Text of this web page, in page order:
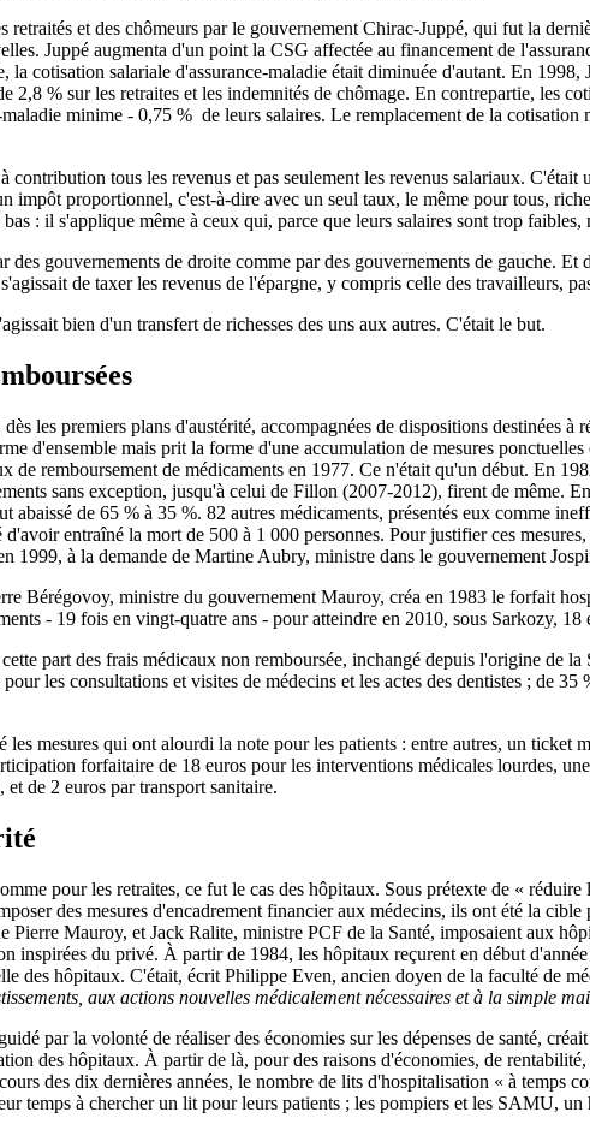
et des chômeurs par le gouvernement Chirac-Juppé, qui fut la
Juppé augmenta d'un point la CSG affectée au financement de
cotisation salariale d'assurance-maladie était diminuée d'autant. En 1998,
% sur les retraites et les indemnités de chômage. En contrepartie, les
minime - 0,75 % de leurs salaires. Le remplacement de la cotisation
contribution tous les revenus et pas seulement les revenus salariaux.
impôt proportionnel, c'est-à-dire avec un seul taux, le même pour tous,
: il s'applique même à ceux qui, parce que leurs salaires sont trop
gouvernements de droite comme par des gouvernements de gauche. Et
de taxer les revenus de l'épargne, y compris celle des travailleurs,
bien d'un transfert de richesses des uns aux autres. C'était le but.
les premiers plans d'austérité, accompagnées de dispositions destinées à
d'ensemble mais prit la forme d'une accumulation de mesures
remboursement de médicaments en 1977. Ce n'était qu'un début. En
sans exception, jusqu'à celui de Fillon (2007-2012), firent de même.
abaissé de 65 % à 35 %. 82 autres médicaments, présentés eux comme
entraîné la mort de 500 à 1 000 personnes. Pour justifier ces
1999, à la demande de Martine Aubry, ministre dans le gouvernement
Bérégovoy, ministre du gouvernement Mauroy, créa en 1983 le forfait
- 19 fois en vingt-quatre ans - pour atteindre en 2010, sous Sarkozy, 18
part des frais médicaux non remboursée, inchangé depuis l'origine de
les consultations et visites de médecins et les actes des dentistes ; de
mesures qui ont alourdi la note pour les patients : entre autres, un ticket
forfaitaire de 18 euros pour les interventions médicales lourdes,
de 2 euros par transport sanitaire.
pour les retraites, ce fut le cas des hôpitaux. Sous prétexte de «
des mesures d'encadrement financier aux médecins, ils ont été la
Mauroy, et Jack Ralite, ministre PCF de la Santé, imposaient aux
inspirées du privé. À partir de 1984, les hôpitaux reçurent en début
des hôpitaux. C'était, écrit Philippe Even, ancien doyen de la faculté de
aux actions nouvelles médicalement nécessaires et à la simple
par la volonté de réaliser des économies sur les dépenses de santé,
des hôpitaux. À partir de là, pour des raisons d'économies, de
des dix dernières années, le nombre de lits d'hospitalisation « à temps
temps à chercher un lit pour leurs patients ; les pompiers et les SAMU,